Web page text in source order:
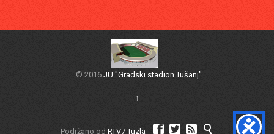
© 2016 JU "Gradski stadion Tušanj"
↑
Podržano od RTV7 Tuzla    